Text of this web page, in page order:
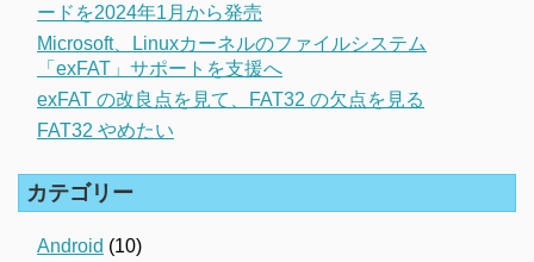
ードを2024年1月から発売
Microsoft、Linuxカーネルのファイルシステム
「exFAT」サポートを支援へ
exFAT の改良点を見て、FAT32 の欠点を見る
FAT32 やめたい
カテゴリー
Android (10)